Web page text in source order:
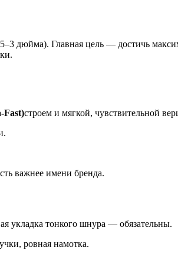
дюйма). Главная цель — достичь
Fast)строем и мягкой, чувствительной
важнее имени бренда.
укладка тонкого шнура — обязательны.
ровная намотка.